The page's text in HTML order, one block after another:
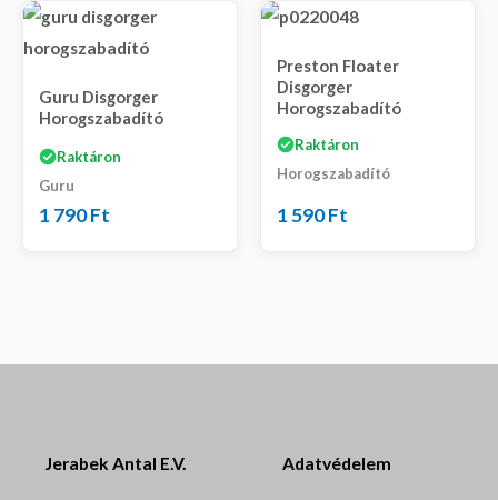
Guru Disgorger
Horogszabadító
Raktáron
Guru
1 790Ft
Preston Floater
Disgorger
Horogszabadító
Raktáron
Horogszabadító
1 590Ft
Jerabek Antal E.V. Adatvédelem